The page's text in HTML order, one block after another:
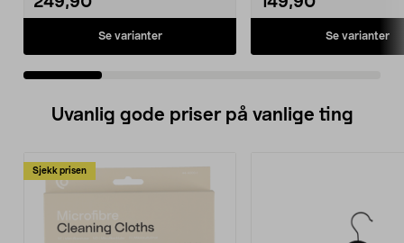
Se varianter Se varianter
Uvanlig gode priser på vanlige ting
Sjekk prisen